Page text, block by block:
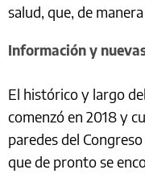
salud, que, de
Información y
El histórico y largo
comenzó en 2018 y
paredes del
que de pronto se